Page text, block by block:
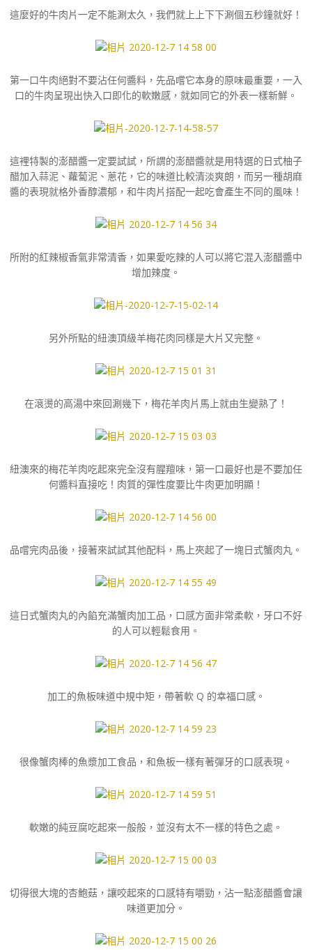
這麼好的牛肉片一定不能涮太久，我們就上上下下涮個五秒鐘就好！
第一口牛肉絕對不要沾任何醬料，先品嚐它本身的原味最重要，一入
口的牛肉呈現出快入口即化的軟嫩感，就如同它的外表一樣新鮮。
這裡特製的澎醋醬一定要試試，所謂的澎醋醬就是用特選的日式柚子
醋加入蒜泥、蘿蔔泥、蔥花，它的味道比較清淡爽朗，而另一種胡麻
醬的表現就格外香醇濃郁，和牛肉片搭配一起吃會產生不同的風味！
所附的紅辣椒香氣非常清香，如果愛吃辣的人可以將它混入澎醋醬中
增加辣度。
另外所點的紐澳頂級羊梅花肉同樣是大片又完整。
在滾燙的高湯中來回涮幾下，梅花羊肉片馬上就由生變熟了！
紐澳來的梅花羊肉吃起來完全沒有腥羶味，第一口最好也是不要加任
何醬料直接吃！肉質的彈性度要比牛肉更加明顯！
品嚐完肉品後，接著來試試其他配料，馬上夾起了一塊日式蟹肉丸。
這日式蟹肉丸的內餡充滿蟹肉加工品，口感方面非常柔軟，牙口不好
的人可以輕鬆食用。
加工的魚板味道中規中矩，帶著軟 Q 的幸福口感。
很像蟹肉棒的魚漿加工食品，和魚板一樣有著彈牙的口感表現。
軟嫩的純豆腐吃起來一般般，並沒有太不一樣的特色之處。
切得很大塊的杏鮑菇，讓咬起來的口感特有嚼勁，沾一點澎醋醬會讓
味道更加分。